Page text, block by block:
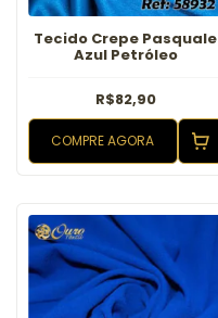
Tecido Crepe Pasquale
Azul Petróleo
R$82,90
COMPRE AGORA